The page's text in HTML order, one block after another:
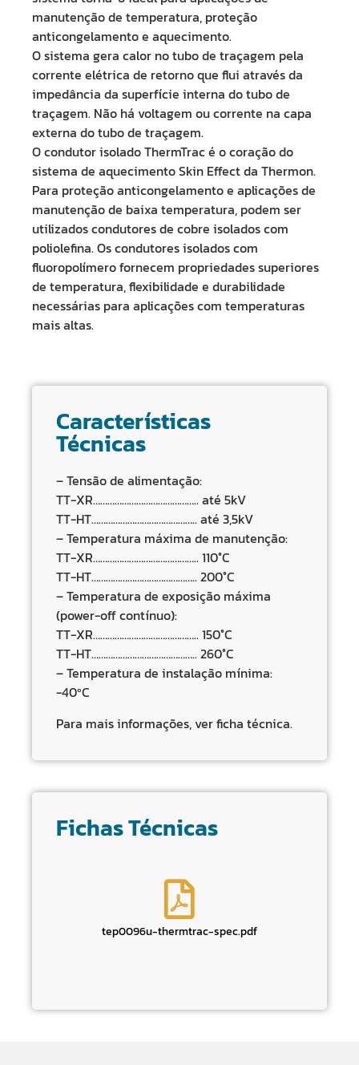
manutenção de temperatura, proteção
anticongelamento e aquecimento.
O sistema gera calor no tubo de traçagem pela
corrente elétrica de retorno que flui através da
impedância da superfície interna do tubo de
traçagem. Não há voltagem ou corrente na capa
externa do tubo de traçagem.
O condutor isolado ThermTrac é o coração do
sistema de aquecimento Skin Effect da Thermon.
Para proteção anticongelamento e aplicações de
manutenção de baixa temperatura, podem ser
utilizados condutores de cobre isolados com
poliolefina. Os condutores isolados com
fluoropolímero fornecem propriedades superiores
de temperatura, flexibilidade e durabilidade
necessárias para aplicações com temperaturas
mais altas.
Características
Técnicas
– Tensão de alimentação:
TT-XR…………………………………….. até 5kV
TT-HT…………………………………….. até 3,5kV
– Temperatura máxima de manutenção:
TT-XR…………………………………….. 110°C
TT-HT…………………………………….. 200°C
– Temperatura de exposição máxima
(power-off contínuo):
TT-XR…………………………………….. 150°C
TT-HT…………………………………….. 260°C
– Temperatura de instalação mínima:
-40ºC
Para mais informações, ver ficha técnica.
Fichas Técnicas
tep0096u-thermtrac-spec.pdf